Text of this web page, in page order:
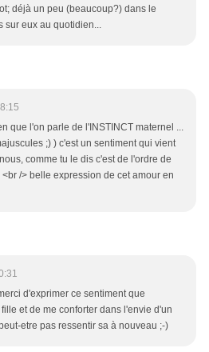
déjà un peu (beaucoup?) dans le
sur eux au quotidien...
que l'on parle de l'INSTINCT maternel ...
;) ) c'est un sentiment qui vient
comme tu le dis c'est de l'ordre de
<br /> belle expression de cet amour en
d'exprimer ce sentiment que
et de me conforter dans l'envie d'un
etre pas ressentir sa à nouveau ;-)